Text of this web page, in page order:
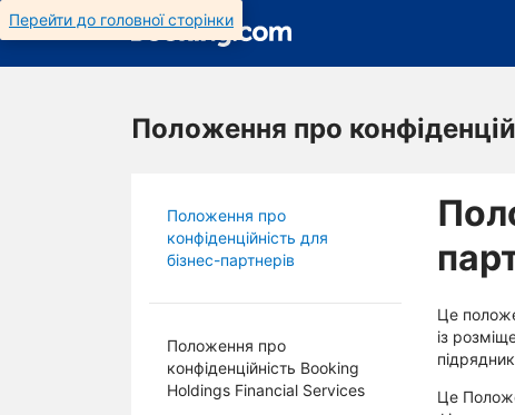
Перейти до головної сторінки
Положення про
Положення про
конфіденційність для
бізнес-партнерів
Положення про
конфіденційність Booking
Holdings Financial Services
Це
із
Це